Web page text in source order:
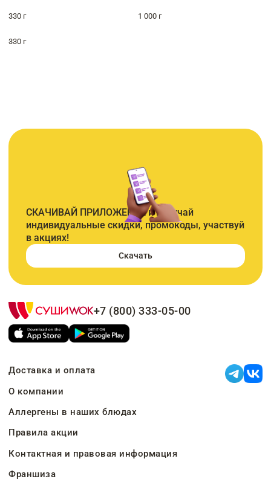
330 г 1 000 г
330 г
СКАЧИВАЙ ПРИЛОЖЕНИЕ и получай
индивидуальные скидки, промокоды, участвуй
в акциях!
Скачать
+7 (800) 333-05-00
Доставка и оплата
О компании
Аллергены в наших блюдах
Правила акции
Контактная и правовая информация
Франшиза